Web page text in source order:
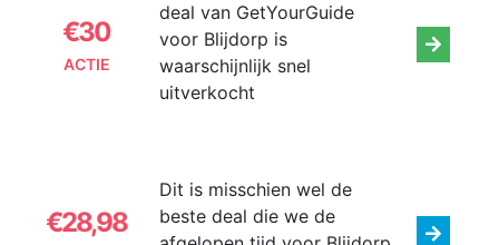
€30
ACTIE
deal van GetYourGuide
voor Blijdorp is
waarschijnlijk snel
uitverkocht
€28,98
Dit is misschien wel de
beste deal die we de